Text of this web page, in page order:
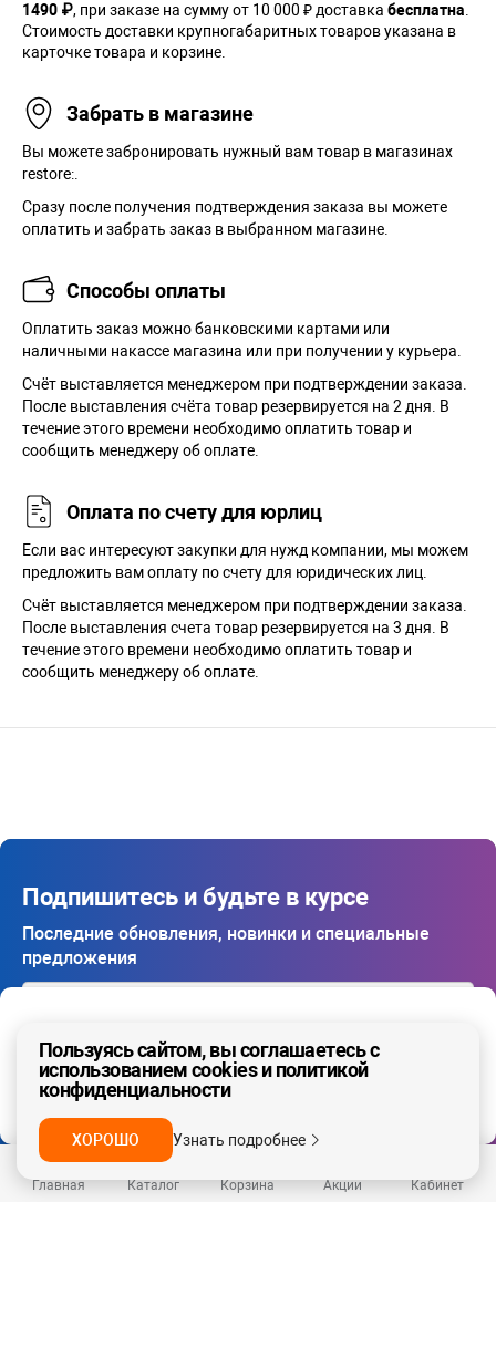
Главная Каталог Корзина Акции Кабинет
ДА, ВЕРНО
1490 ₽, при заказе на сумму от 10 000 ₽ доставка бесплатна
Стоимость доставки крупногабаритных товаров указана в
карточке товара и корзине.
Забрать в магазине
Вы можете забронировать нужный вам товар в магазинах
restore:.
Сразу после получения подтверждения заказа вы можете
оплатить и забрать заказ в выбранном магазине.
Способы оплаты
Оплатить заказ можно банковскими картами или
наличными накассе магазина или при получении у курьера.
Cчёт выставляется менеджером при подтверждении заказа.
После выставления счёта товар резервируется на 2 дня. В
течение этого времени необходимо оплатить товар и
сообщить менеджеру об оплате.
Оплата по счету для юрлиц
Если вас интересуют закупки для нужд компании, мы можем
предложить вам оплату по счету для юридических лиц.
Счёт выставляется менеджером при подтверждении заказа.
После выставления счета товар резервируется на 3 дня. В
течение этого времени необходимо оплатить товар и
сообщить менеджеру об оплате.
Подпишитесь и будьте в курсе
Последние обновления, новинки и специальные
предложения
ПОДПИСАТЬСЯ
Я даюсогласие на обработку моих персональных
данныхв соответствии с условиями
конфиденциальности, а также сусловиями оферты
Пользуясь сайтом, вы соглашаетесь с
использованием cookies и политикой
конфиденциальности
ХОРОШО Узнать подробнее